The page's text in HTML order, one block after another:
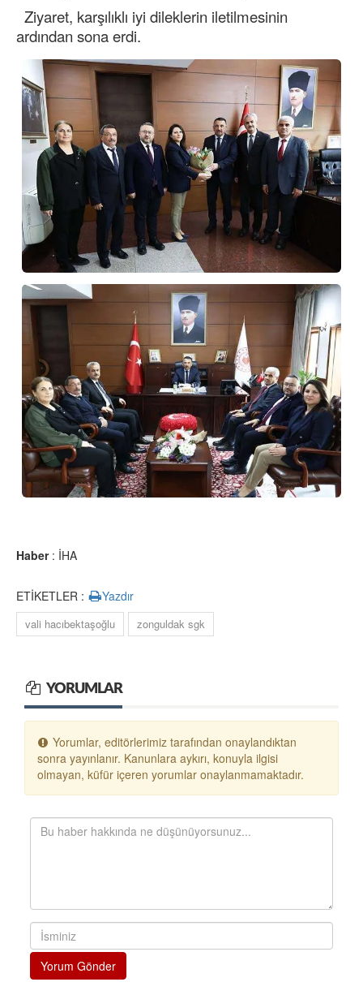
Ziyaret, karşılıklı iyi dileklerin iletilmesinin
ardından sona erdi.
Haber: İHA
ETİKETLER : Yazdır
vali hacıbektaşoğlu zonguldak sgk
YORUMLAR
Yorumlar, editörlerimiz tarafından onaylandıktan
sonra yayınlanır. Kanunlara aykırı, konuyla ilgisi
olmayan, küfür içeren yorumlar onaylanmamaktadır.
Yorum Gönder